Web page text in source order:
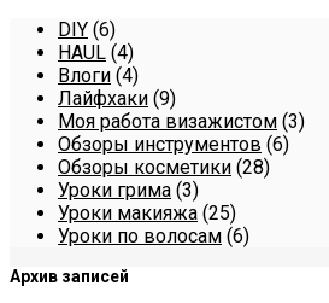
DIY (6)
HAUL (4)
Влоги (4)
Лайфхаки (9)
Моя работа визажистом (3)
Обзоры инструментов (6)
Обзоры косметики (28)
Уроки грима (3)
Уроки макияжа (25)
Уроки по волосам (6)
Архив записей